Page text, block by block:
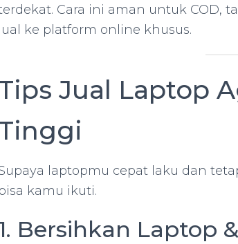
Cara ini aman untuk COD,
jual ke platform online khusus.
Jual Laptop
laptopmu cepat laku dan
bisa kamu ikuti.
Bersihkan Laptop